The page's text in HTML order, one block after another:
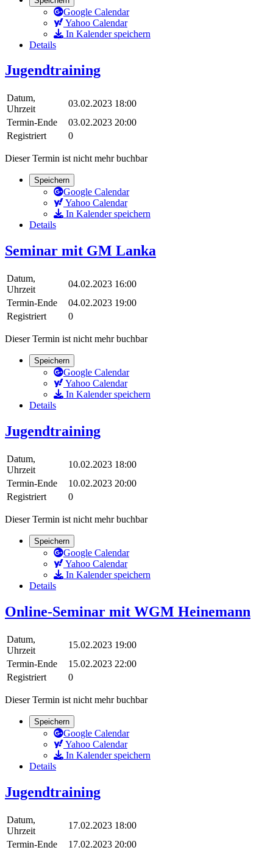
Google Calendar
Yahoo Calendar
In Kalender speichern
Details
Jugendtraining
Datum,
Uhrzeit
03.02.2023 18:00
Termin-Ende
03.02.2023 20:00
Registriert
0
Dieser Termin ist nicht mehr buchbar
Speichern
Google Calendar
Yahoo Calendar
In Kalender speichern
Details
Seminar mit GM Lanka
Datum,
Uhrzeit
04.02.2023 16:00
Termin-Ende
04.02.2023 19:00
Registriert
0
Dieser Termin ist nicht mehr buchbar
Speichern
Google Calendar
Yahoo Calendar
In Kalender speichern
Details
Jugendtraining
Datum,
Uhrzeit
10.02.2023 18:00
Termin-Ende
10.02.2023 20:00
Registriert
0
Dieser Termin ist nicht mehr buchbar
Speichern
Google Calendar
Yahoo Calendar
In Kalender speichern
Details
Online-Seminar mit WGM Heinemann
Datum,
Uhrzeit
15.02.2023 19:00
Termin-Ende
15.02.2023 22:00
Registriert
0
Dieser Termin ist nicht mehr buchbar
Speichern
Google Calendar
Yahoo Calendar
In Kalender speichern
Details
Jugendtraining
Datum,
Uhrzeit
17.02.2023 18:00
Termin-Ende
17.02.2023 20:00